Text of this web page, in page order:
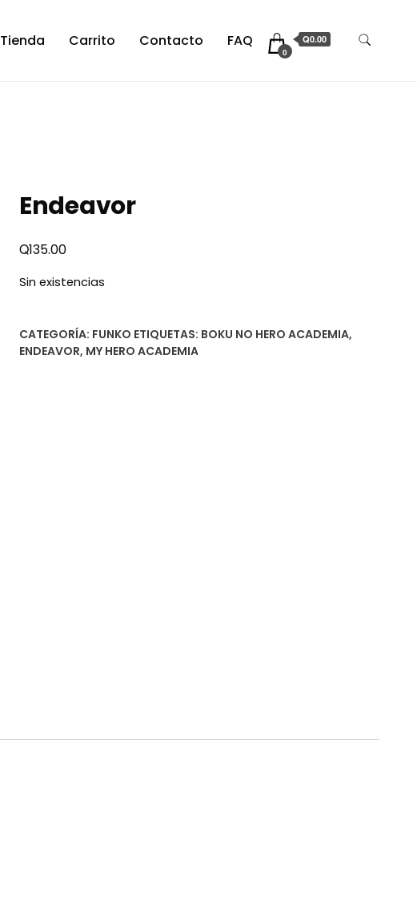
Tienda Carrito Contacto FAQ
0
Q0.00
Endeavor
Q135.00
Sin existencias
CATEGORÍA: FUNKO ETIQUETAS: BOKU NO HERO ACADEMIA,
ENDEAVOR, MY HERO ACADEMIA